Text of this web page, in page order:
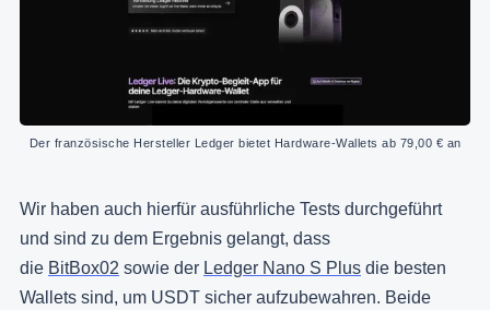
Der französische Hersteller Ledger bietet Hardware-Wallets ab 79,00 € an
Wir haben auch hierfür ausführliche Tests durchgeführt
und sind zu dem Ergebnis gelangt, dass
die BitBox02 sowie der Ledger Nano S Plus die besten
Wallets sind, um USDT sicher aufzubewahren. Beide